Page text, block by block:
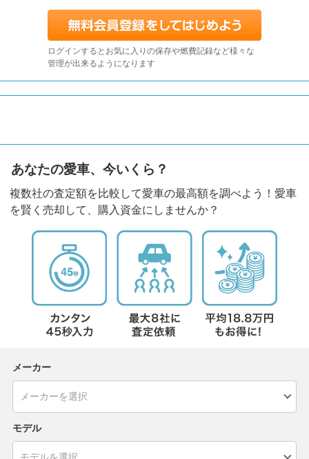
ログインするとお気に入りの保存や燃費記録など様々な
管理が出来るようになります
あなたの愛車、今いくら？
複数社の査定額を比較して愛車の最高額を調べよう！愛車
を賢く売却して、購入資金にしませんか？
メーカー
モデル